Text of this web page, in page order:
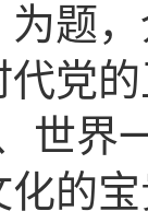
题
党
世界
的